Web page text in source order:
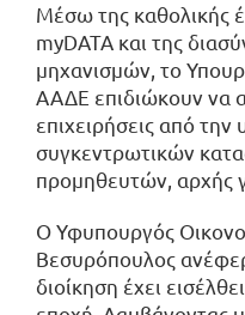
Μέσω της καθολικής
myDATA και της
μηχανισμών, το
ΑΑΔΕ επιδιώκουν να
επιχειρήσεις από
συγκεντρωτικών
προμηθευτών, αρχής
Ο Υφυπουργός
Βεσυρόπουλος
διοίκηση έχει